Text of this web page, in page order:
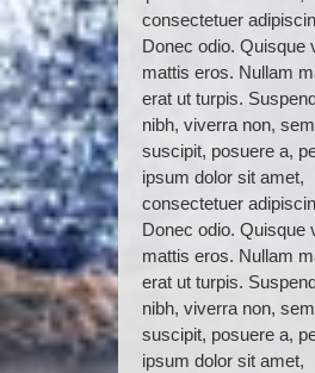
consectetuer
Donec odio. Quisque
mattis eros. Nullam
erat ut turpis.
nibh, viverra non,
suscipit, posuere a,
ipsum dolor sit amet,
consectetuer
Donec odio. Quisque
mattis eros. Nullam
erat ut turpis.
nibh, viverra non,
suscipit, posuere a,
ipsum dolor sit amet,